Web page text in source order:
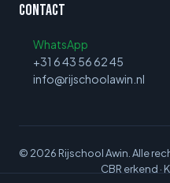
Contact
WhatsApp
+31 6 43 56 62 45
info@rijschoolawin.nl
© 2026 Rijschool Awin. Alle
CBR erkend ·